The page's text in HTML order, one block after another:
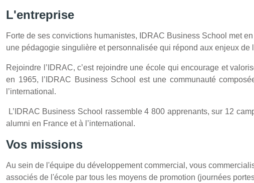
L'entreprise
Forte de ses convictions humanistes, IDRAC Business School met
une pédagogie singulière et personnalisée qui répond aux enjeux
Rejoindre l’IDRAC, c’est rejoindre une école qui encourage et
en 1965, l’IDRAC Business School est une communauté
l’international.
L’IDRAC Business School rassemble 4 800 apprenants, sur 12
alumni en France et à l’international.
Vos missions
Au sein de l'équipe du développement commercial, vous
associés de l'école par tous les moyens de promotion (journées